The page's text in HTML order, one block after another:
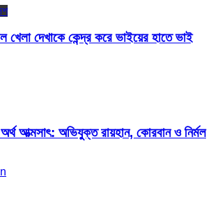
খেলা দেখাকে কেন্দ্র করে ভাইয়ের হাতে ভাই
আত্মসাৎ: অভিযুক্ত রায়হান, কোরবান ও নির্মল